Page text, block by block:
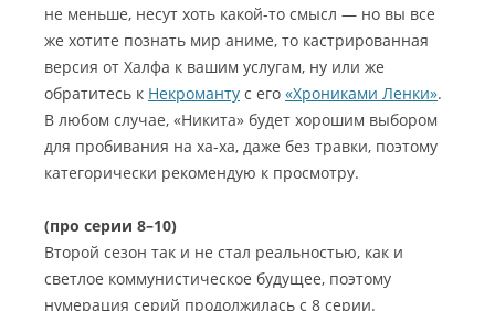
не меньше, несут хоть какой-то смысл — но вы все
же хотите познать мир аниме, то кастрированная
версия от Халфа к вашим услугам, ну или же
обратитесь к Некроманту с его «Хрониками Ленки».
В любом случае, «Никита» будет хорошим выбором
для пробивания на ха-ха, даже без травки, поэтому
категорически рекомендую к просмотру.
(про серии 8–10)
Второй сезон так и не стал реальностью, как и
светлое коммунистическое будущее, поэтому
нумерация серий продолжилась с 8 серии.